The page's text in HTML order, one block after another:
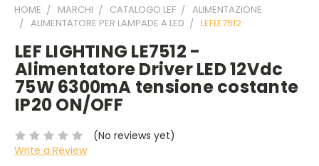
HOME MARCHI CATALOGO LEF
ALIMENTAZIONE
ALIMENTATORE PER LAMPADE A LED
LEFLE7512
LEF LIGHTING LE7512 -
Alimentatore Driver LED 12Vdc
75W 6300mA tensione costante
IP20 ON/OFF
(No reviews yet)
Write a Review